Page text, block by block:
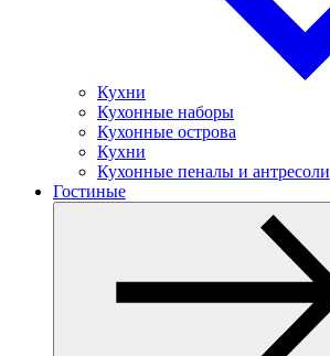
Кухни
Кухонные наборы
Кухонные острова
Кухни
Кухонные пеналы и антресоли
Гостиные